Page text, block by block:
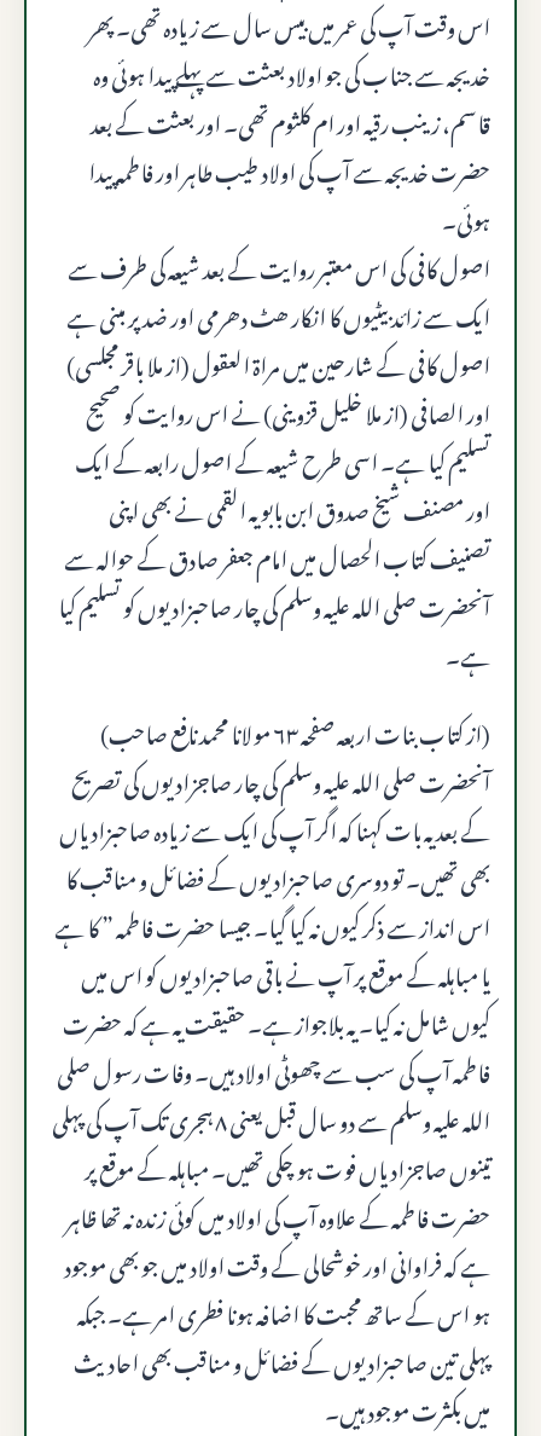
اس وقت آپ کی عمر میں بیس سال سے زیادہ تھی۔ پھر
خدیجہ سے جناب کی جو اولاد بعثت سے پہلے پیدا ہوئی وہ
قاسم، زینب رقیہ اور ام کلثوم تھی۔ اور بعثت کے بعد
حضرت خدیجہ سے آپ کی اولاد طیب طاہر اور فاطمہ پیدا
ہوئی۔
اصول کافی کی اس معتبر روایت کے بعد شیعہ کی طرف سے
ایک سے زائد بیٹیوں کا انکار ھٹ دھرمی اور ضد پر مبنی ہے
اصول کافی کے شارحین میں مراۃ العقول (از ملا باقر مجلسی)
اور الصافی (از ملا خلیل قزوینی) نے اس روایت کو صحیح
تسلیم کیا ہے۔ اسی طرح شیعہ کے اصول رابعہ کے ایک
اور مصنف شیخ صدوق ابن بابویہ القمی نے بھی اپنی
تصنیف کتاب الحصال میں امام جعفر صادق کے حوالہ سے
آنحضرت صلى الله عليه وسلم کی چار صاحبزادیوں کو تسلیم کیا
ہے۔
(از کتاب بنات اربعہ صفحہ ۶۳ مولانا محمد نافع صاحب)
آنحضرت صلى الله عليه وسلم کی چار صاجزادیوں کی تصریح
کے بعد یہ بات کہنا کہ اگر آپ کی ایک سے زیادہ صاحبزادیاں
بھی تھیں۔ تو دوسری صاحبزادیوں کے فضائل و مناقب کا
اس انداز سے ذکر کیوں نہ کیا گیا۔ جیسا حضرت فاطمہ ” کا ہے
یا مباہلہ کے موقع پر آپ نے باقی صاحبزادیوں کو اس میں
کیوں شامل نہ کیا۔ یہ بلاجواز ہے۔ حقیقت یہ ہے کہ حضرت
فاطمہ آپ کی سب سے چھوٹی اولاد ہیں۔ وفات رسول صلى
الله عليه وسلم سے دو سال قبل یعنی ۸ ہجری تک آپ کی پہلی
تینوں صاجزادیاں فوت ہو چکی تھیں۔ مباہلہ کے موقع پر
حضرت فاطمہ کے علاوہ آپ کی اولاد میں کوئی زندہ نہ تھا ظاہر
ہے کہ فراوانی اور خوشحالی کے وقت اولاد میں جو بھی موجود
ہو اس کے ساتھ محبت کا اضافہ ہونا فطری امر ہے۔ جبکہ
پہلی تین صاحبزادیوں کے فضائل و مناقب بھی احادیث
میں بکثرت موجود ہیں۔